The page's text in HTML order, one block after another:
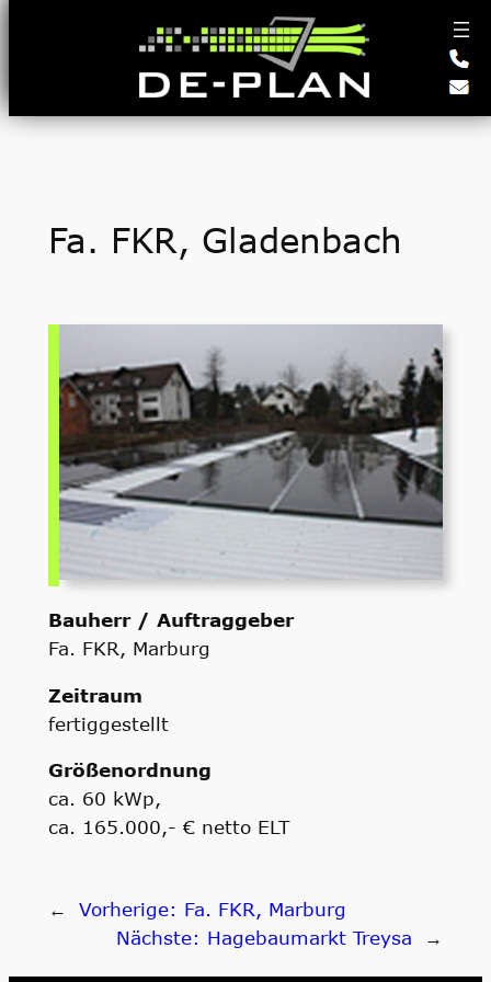
Fa. FKR, Gladenbach
Bauherr / Auftraggeber
Fa. FKR, Marburg
Zeitraum
fertiggestellt
Größenordnung
ca. 60 kWp,
ca. 165.000,- € netto ELT
← Vorherige: Fa. FKR, Marburg
Nächste: Hagebaumarkt Treysa →